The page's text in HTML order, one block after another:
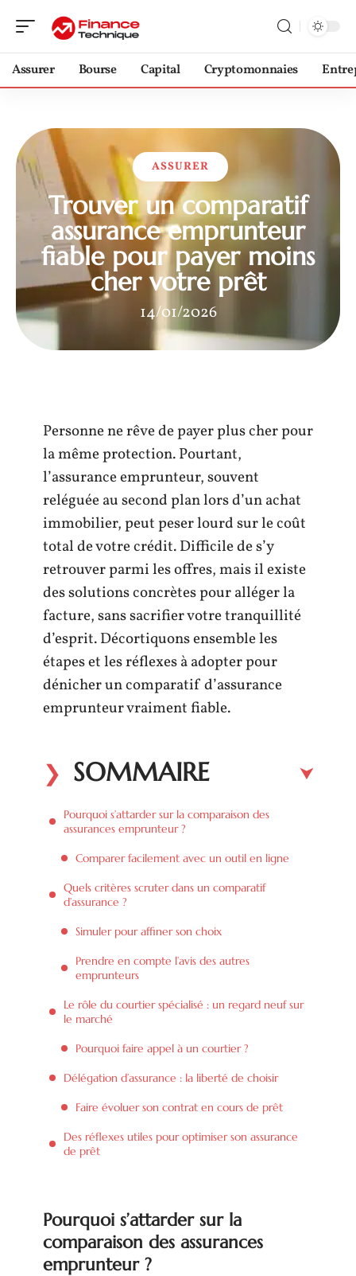
Assurer Bourse Capital Cryptomonnaies
ASSURER
Trouver un comparatif
assurance emprunteur
fiable pour payer moins
cher votre prêt
14/01/2026
Personne ne rêve de payer plus cher pour
la même protection. Pourtant,
l’assurance emprunteur, souvent
reléguée au second plan lors d’un achat
immobilier, peut peser lourd sur le coût
total de votre crédit. Difficile de s’y
retrouver parmi les offres, mais il existe
des solutions concrètes pour alléger la
facture, sans sacrifier votre tranquillité
d’esprit. Décortiquons ensemble les
étapes et les réflexes à adopter pour
dénicher un comparatif d’assurance
emprunteur vraiment fiable.
SOMMAIRE
Pourquoi s’attarder sur la comparaison des
assurances emprunteur ?
Comparer facilement avec un outil en ligne
Quels critères scruter dans un comparatif
d’assurance ?
Simuler pour affiner son choix
Prendre en compte l’avis des autres
emprunteurs
Le rôle du courtier spécialisé : un regard neuf sur
le marché
Pourquoi faire appel à un courtier ?
Délégation d’assurance : la liberté de choisir
Faire évoluer son contrat en cours de prêt
Des réflexes utiles pour optimiser son assurance
de prêt
Pourquoi s’attarder sur la
comparaison des assurances
emprunteur ?